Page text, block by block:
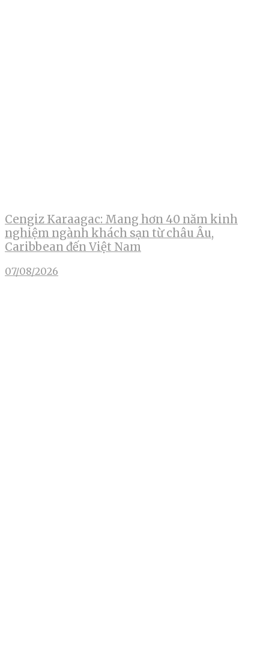
Cengiz Karaagac: Mang hơn 40 năm kinh
nghiệm ngành khách sạn từ châu Âu,
Caribbean đến Việt Nam
07/08/2026